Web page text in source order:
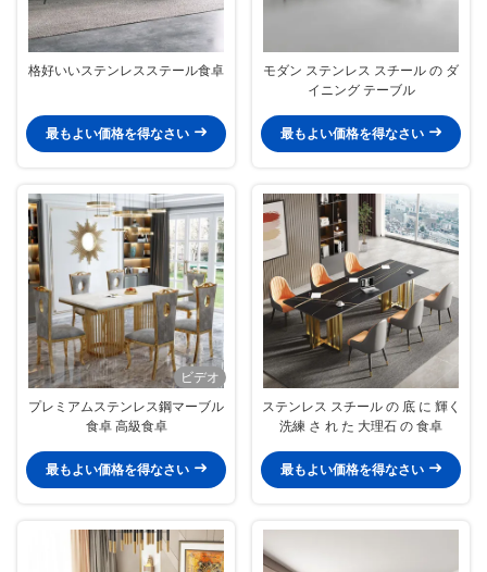
格好いいステンレスステール食卓
最もよい価格を得なさい
モダン ステンレス スチール の ダ
イニング テーブル
最もよい価格を得なさい
ビデオ
プレミアムステンレス鋼マーブル
食卓 高級食卓
最もよい価格を得なさい
ステンレス スチール の 底 に 輝く
洗練 さ れ た 大理石 の 食卓
最もよい価格を得なさい